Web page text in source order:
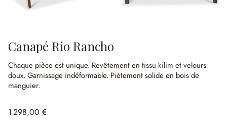
Canapé Rio Rancho
Chaque pièce est unique. Revêtement en tissu kilim et velours
doux. Garnissage indéformable. Piètement solide en bois de
manguier.
1 298,00 €